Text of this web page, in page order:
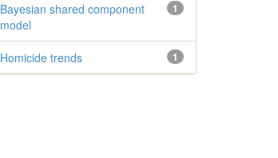
1
Bayesian shared component
model
1
Homicide trends